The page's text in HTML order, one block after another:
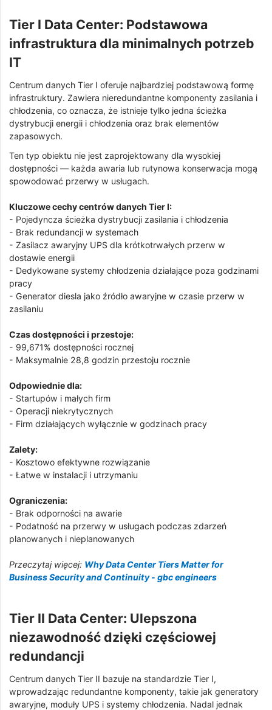
Tier I Data Center: Podstawowa
infrastruktura dla minimalnych potrzeb
IT
Centrum danych Tier I oferuje najbardziej podstawową formę
infrastruktury. Zawiera nieredundantne komponenty zasilania i
chłodzenia, co oznacza, że istnieje tylko jedna ścieżka
dystrybucji energii i chłodzenia oraz brak elementów
zapasowych.
Ten typ obiektu nie jest zaprojektowany dla wysokiej
dostępności — każda awaria lub rutynowa konserwacja mogą
spowodować przerwy w usługach.
Kluczowe cechy centrów danych Tier I:
- Pojedyncza ścieżka dystrybucji zasilania i chłodzenia
- Brak redundancji w systemach
- Zasilacz awaryjny UPS dla krótkotrwałych przerw w
dostawie energii
- Dedykowane systemy chłodzenia działające poza godzinami
pracy
- Generator diesla jako źródło awaryjne w czasie przerw w
zasilaniu
Czas dostępności i przestoje:
- 99,671% dostępności rocznej
- Maksymalnie 28,8 godzin przestoju rocznie
Odpowiednie dla:
- Startupów i małych firm
- Operacji niekrytycznych
- Firm działających wyłącznie w godzinach pracy
Zalety:
- Kosztowo efektywne rozwiązanie
- Łatwe w instalacji i utrzymaniu
Ograniczenia:
- Brak odporności na awarie
- Podatność na przerwy w usługach podczas zdarzeń
planowanych i nieplanowanych
Przeczytaj więcej: Why Data Center Tiers Matter for
Business Security and Continuity - gbc engineers
Tier II Data Center: Ulepszona
niezawodność dzięki częściowej
redundancji
Centrum danych Tier II bazuje na standardzie Tier I,
wprowadzając redundantne komponenty, takie jak generatory
awaryjne, moduły UPS i systemy chłodzenia. Nadal jednak